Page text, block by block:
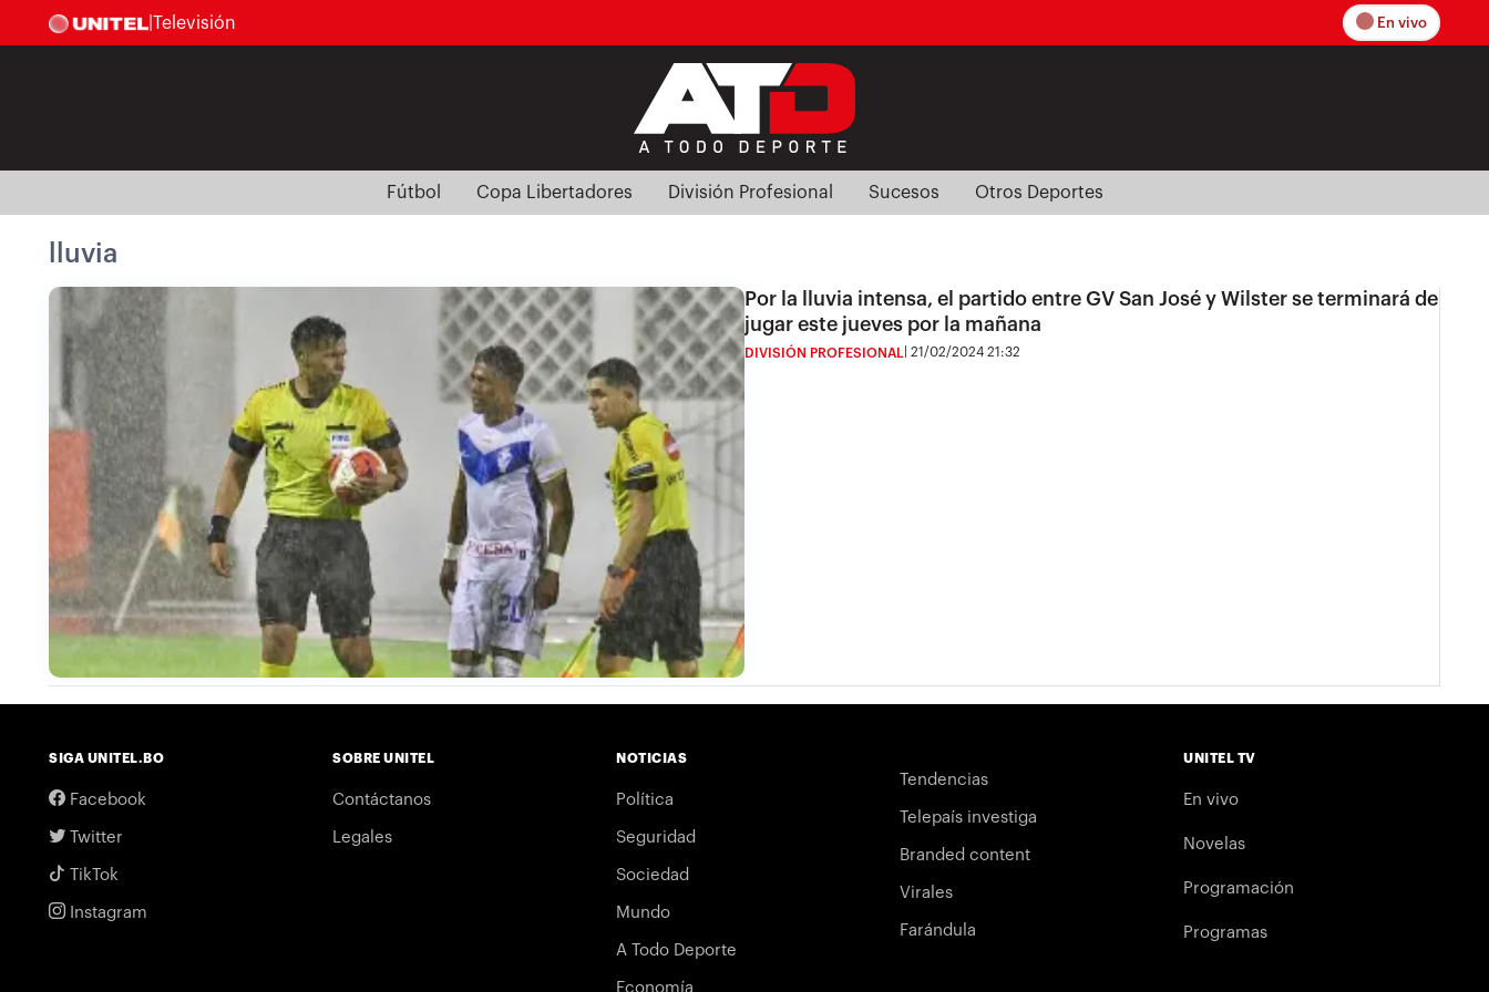
Televisión En vivo
Fútbol Copa Libertadores División Profesional Sucesos Otros Deportes
lluvia
Por la lluvia intensa, el partido entre GV San José y Wilster se terminará de
jugar este jueves por la mañana
DIVISIÓN PROFESIONAL 21/02/2024 21:32
SIGA UNITEL.BO
Facebook
Twitter
TikTok
Instagram
SOBRE UNITEL
Contáctanos
Legales
NOTICIAS
Política
Seguridad
Sociedad
Mundo
A Todo Deporte
Economía
Tendencias
Telepaís investiga
Branded content
Virales
Farándula
UNITEL TV
En vivo
Novelas
Programación
Programas